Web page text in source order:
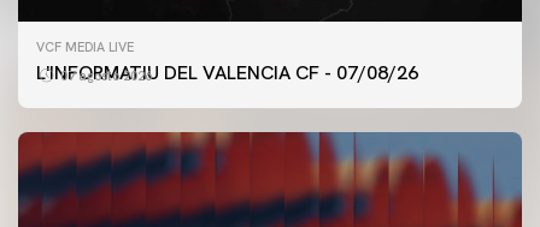
VCF MEDIA LIVE
L'INFORMATIU DEL VALENCIA CF - 07/08/26
07 agosto 2026